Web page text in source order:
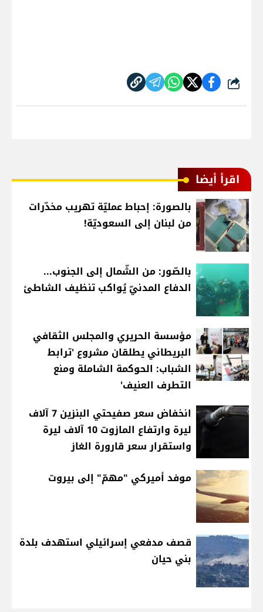
شارك
اقرأ أيضا
بالصورة: إحباط عمليّة تهريب مخدّرات
من لبنان إلى السعوديّة!
بالصّور: من الشّمال إلى الجنوب...
الدفاع المدنيّ يُواكب تنظيف الشاطئ
مؤسسة الحريري والمجلس الثقافي
البريطاني يطلقان مشروع 'ترابط
الشباب: الحوكمة الشاملة ومنع
التطرف العنيف'
انخفاض سعر صفيحتي البنزين 7 آلاف
ليرة وارتفاع المازوت 10 آلاف ليرة
واستقرار سعر قارورة الغاز
موفد أميركي "مهمّ" إلى بيروت
قصف مدفعي إسرائيلي استهدف بلدة
بني حيان